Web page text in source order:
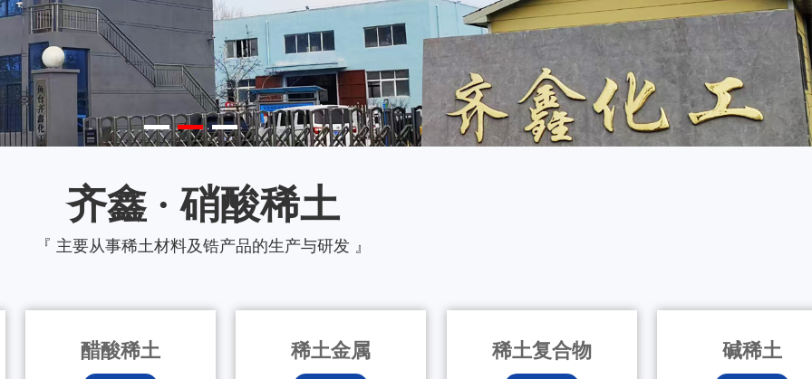
齐鑫 · 硝酸稀土
『 主要从事稀土材料及锆产品的生产与研发 』
醋酸稀土 稀土金属 稀土复合物 碱稀土